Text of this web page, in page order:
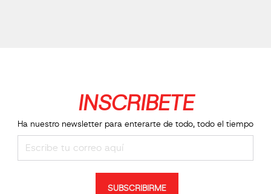
INSCRIBETE
Ha nuestro newsletter para enterarte de todo, todo el tiempo
SUBSCRIBIRME